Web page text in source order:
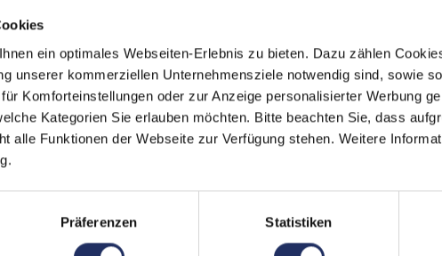
ein optimales Webseiten-Erlebnis zu bieten. Dazu zählen
unserer kommerziellen Unternehmensziele notwendig sind, sowie
Komforteinstellungen oder zur Anzeige personalisierter Werbung
Kategorien Sie erlauben möchten. Bitte beachten Sie, dass
alle Funktionen der Webseite zur Verfügung stehen. Weitere
Präferenzen Statistiken
600 stehen dir bis zu 600
Repeater unterstützt Wi-
FRITZ!Repeater
kannst: Die
WLAN-Band oder
Partnerprogramm:
Zustand:
Frequenzband:
GTIN/EAN: